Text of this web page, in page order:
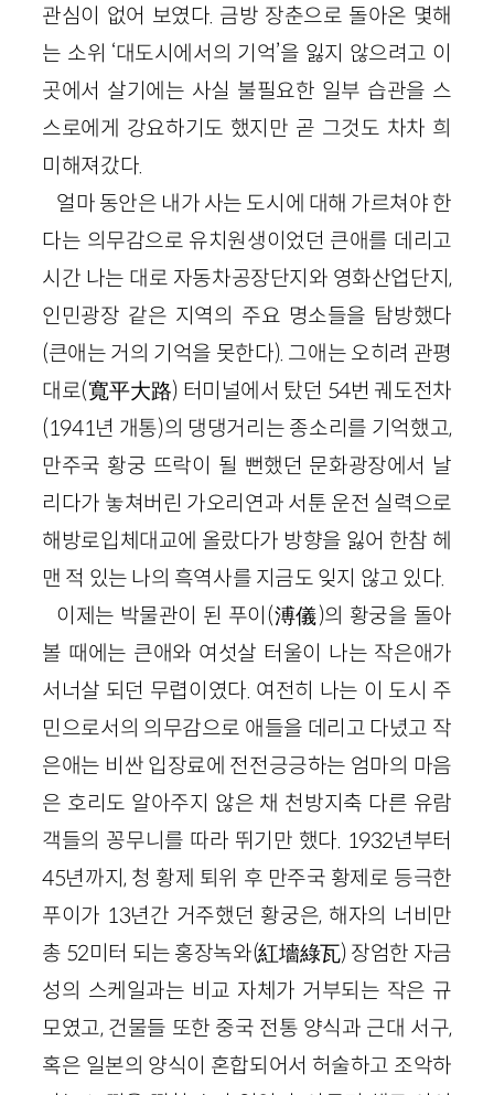
관심이 없어 보였다. 금방 장춘으로 돌아온 몇해
는 소위 ‘대도시에서의 기억’을 잃지 않으려고 이
곳에서 살기에는 사실 불필요한 일부 습관을 스
스로에게 강요하기도 했지만 곧 그것도 차차 희
미해져갔다.
얼마 동안은 내가 사는 도시에 대해 가르쳐야 한
다는 의무감으로 유치원생이었던 큰애를 데리고
시간 나는 대로 자동차공장단지와 영화산업단지,
인민광장 같은 지역의 주요 명소들을 탐방했다
(큰애는 거의 기억을 못한다). 그애는 오히려 관평
대로(寬平大路) 터미널에서 탔던 54번 궤도전차
(1941년 개통)의 댕댕거리는 종소리를 기억했고,
만주국 황궁 뜨락이 될 뻔했던 문화광장에서 날
리다가 놓쳐버린 가오리연과 서툰 운전 실력으로
해방로입체대교에 올랐다가 방향을 잃어 한참 헤
맨 적 있는 나의 흑역사를 지금도 잊지 않고 있다.
이제는 박물관이 된 푸이(溥儀)의 황궁을 돌아
볼 때에는 큰애와 여섯살 터울이 나는 작은애가
서너살 되던 무렵이였다. 여전히 나는 이 도시 주
민으로서의 의무감으로 애들을 데리고 다녔고 작
은애는 비싼 입장료에 전전긍긍하는 엄마의 마음
은 호리도 알아주지 않은 채 천방지축 다른 유람
객들의 꽁무니를 따라 뛰기만 했다. 1932년부터
45년까지, 청 황제 퇴위 후 만주국 황제로 등극한
푸이가 13년간 거주했던 황궁은, 해자의 너비만
총 52미터 되는 홍장녹와(紅墻綠瓦) 장엄한 자금
성의 스케일과는 비교 자체가 거부되는 작은 규
모였고, 건물들 또한 중국 전통 양식과 근대 서구,
혹은 일본의 양식이 혼합되어서 허술하고 조악하